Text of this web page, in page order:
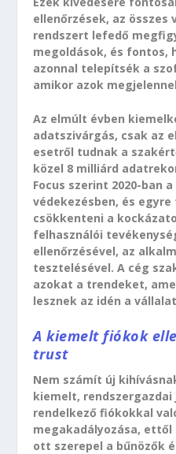
ellenőrzések, az
rendszert lefedő
megoldások, és fontos,
azonnal telepítsék a
amikor azok
Az elmúlt évben
adatszivárgás, csak az
esetről tudnak a
közel 8 milliárd
Focus szerint 2020-ban
védekezésben, és
csökkenteni a
felhasználói
ellenőrzésével, az
tesztelésével. A cég
azokat a trendeket,
lesznek az idén a
A kiemelt fiókok
trust
Nem számít új
kiemelt,
rendelkező fiókokkal
megakadályozása,
ott szerepel a bűnözők